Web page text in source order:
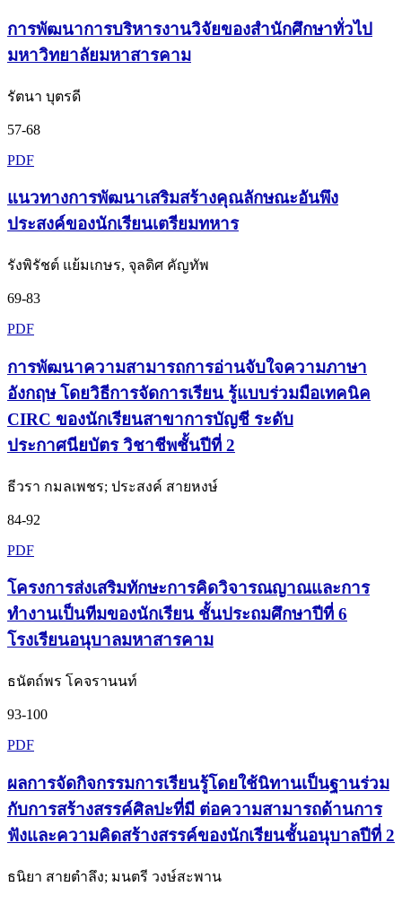
การพัฒนาการบริหารงานวิจัยของสำนักศึกษาทั่วไป
มหาวิทยาลัยมหาสารคาม
รัตนา บุตรดี
57-68
PDF
แนวทางการพัฒนาเสริมสร้างคุณลักษณะอันพึง
ประสงค์ของนักเรียนเตรียมทหาร
รังพิรัชต์ แย้มเกษร, จุลดิศ คัญทัพ
69-83
PDF
การพัฒนาความสามารถการอ่านจับใจความภาษา
อังกฤษ โดยวิธีการจัดการเรียน รู้แบบร่วมมือเทคนิค
CIRC ของนักเรียนสาขาการบัญชี ระดับ
ประกาศนียบัตร วิชาชีพชั้นปีที่ 2
ธีวรา กมลเพชร; ประสงค์ สายหงษ์
84-92
PDF
โครงการส่งเสริมทักษะการคิดวิจารณญาณและการ
ทำงานเป็นทีมของนักเรียน ชั้นประถมศึกษาปีที่ 6
โรงเรียนอนุบาลมหาสารคาม
ธนัตถ์พร โคจรานนท์
93-100
PDF
ผลการจัดกิจกรรมการเรียนรู้โดยใช้นิทานเป็นฐานร่วม
กับการสร้างสรรค์ศิลปะที่มี ต่อความสามารถด้านการ
ฟังและความคิดสร้างสรรค์ของนักเรียนชั้นอนุบาลปีที่ 2
ธนิยา สายตำลึง; มนตรี วงษ์สะพาน